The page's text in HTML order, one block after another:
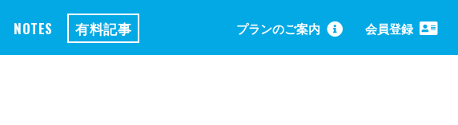
NOTES 有料記事 プランのご案内 会員登録